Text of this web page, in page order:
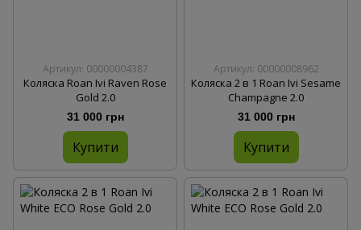
Артикул: 00000004387
Коляска Roan Ivi Raven Rose
Gold 2.0
31 000 грн
Купити
Артикул: 00000008962
Коляска 2 в 1 Roan Ivi Sesame
Champagne 2.0
31 000 грн
Купити